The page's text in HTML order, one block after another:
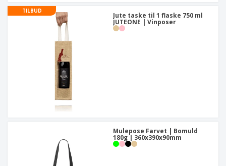
TILBUD
Jute taske til 1 flaske 750 ml
JUTEONE | Vinposer
Mulepose Farvet | Bomuld
180g | 360x390x90mm